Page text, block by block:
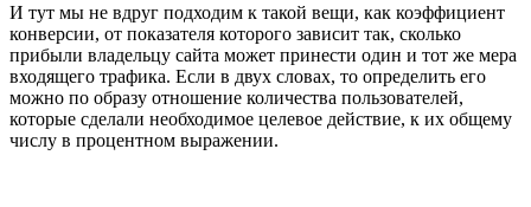
И тут мы не вдруг подходим к такой вещи, как коэффициент
конверсии, от показателя которого зависит так, сколько
прибыли владельцу сайта может принести один и тот же мера
входящего трафика. Если в двух словах, то определить его
можно по образу отношение количества пользователей,
которые сделали необходимое целевое действие, к их общему
числу в процентном выражении.